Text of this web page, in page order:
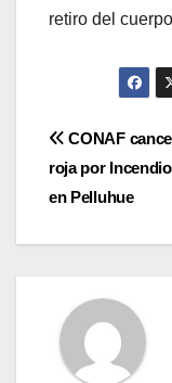
retiro del
de
CONAF
roja por
en Pelluhue